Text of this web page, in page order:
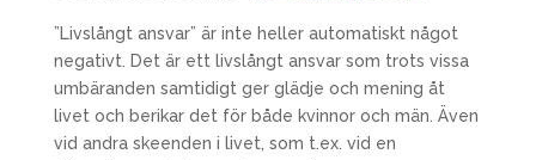
”Livslångt ansvar” är inte heller automatiskt något
negativt. Det är ett livslångt ansvar som trots vissa
umbäranden samtidigt ger glädje och mening åt
livet och berikar det för både kvinnor och män. Även
vid andra skeenden i livet, som t.ex. vid en